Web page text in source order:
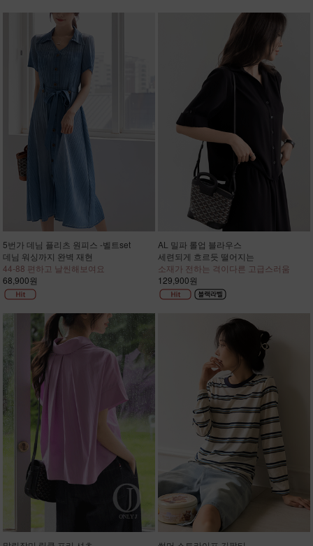
5번가 데님 플리츠 원피스 -벨트set
데님 워싱까지 완벽 재현
44-88 편하고 날씬해보여요
68,900원
AL 밀파 롤업 블라우스
세련되게 흐르듯 떨어지는
소재가 전하는 격이다른 고급스러움
129,900원